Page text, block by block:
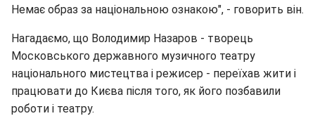
Немає образ за національною ознакою", - говорить він.
Нагадаємо, що Володимир Назаров - творець
Московського державного музичного театру
національного мистецтва і режисер - переїхав жити і
працювати до Києва після того, як його позбавили
роботи і театру.